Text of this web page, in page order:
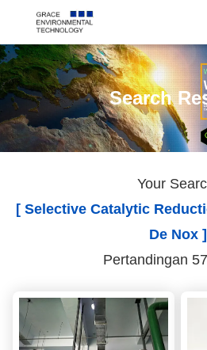
Search
Your
[ Selective Catalytic
De Nox ]
Pertandingan